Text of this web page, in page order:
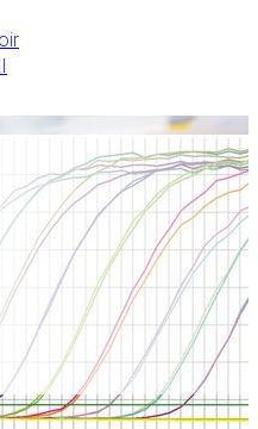
qPCR
>Plateau Technique